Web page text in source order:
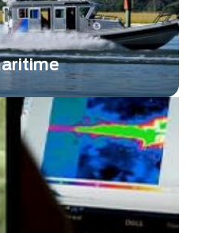
grâce à une
dans des conditions